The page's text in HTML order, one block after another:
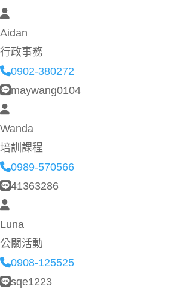
Aidan
行政事務
0902-380272
maywang0104
Wanda
培訓課程
0989-570566
41363286
Luna
公關活動
0908-125525
sqe1223